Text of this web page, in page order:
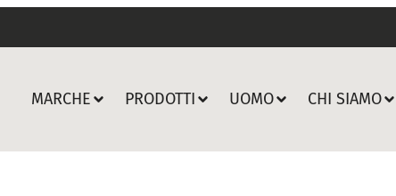
MARCHE PRODOTTI UOMO CHI SIAMO